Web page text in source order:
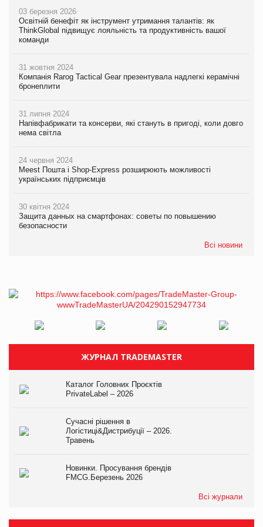
03 березня 2026
Освітній бенефіт як інструмент утримання талантів: як
ThinkGlobal підвищує лояльність та продуктивність вашої
команди
31 жовтня 2024
Компанія Rarog Tactical Gear презентувала надлегкі керамічні
бронеплити
31 липня 2024
Напівфабрикати та консерви, які стануть в пригоді, коли довго
нема світла
24 червня 2024
Meest Пошта і Shop-Express розширюють можливості
українських підприємців
30 квітня 2024
Защита данных на смартфонах: советы по повышению
безопасности
Всі новини
ЖУРНАЛ TRADEMASTER
Каталог Головних Проєктів
PrivateLabel – 2026
Сучасні рішення в
Логістиці&Дистрибуції – 2026.
Травень
Новинки. Просування брендів
FMCG.Березень 2026
Всі журнали